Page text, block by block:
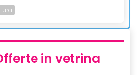
in vetrina